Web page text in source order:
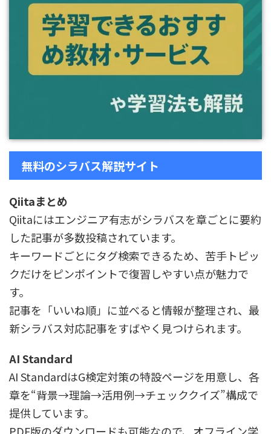
無料のシラバス解説サイト
Qiitaまとめ
Qiitaにはエンジニア有志がシラバスを章ごとに要約
した記事が多数投稿されています。
キーワードごとにタグ検索できるため、苦手トピッ
クだけをピンポイントで復習しやすい点が魅力で
す。
記事を「いいね順」に並べると情報が整理され、最
新シラバス対応記事をすばやく見つけられます。
AI Standard
AI StandardはG検定対策の特設ページを用意し、各
章を“背景→理論→活用例→チェッククイズ”構成で
提供しています。